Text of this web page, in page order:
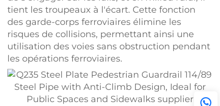
tient les troupeaux à l'écart. Cette fonction
des garde-corps ferroviaires élimine les
risques de collisions, permettant ainsi une
utilisation des voies sans obstruction pendant
les opérations ferroviaires.